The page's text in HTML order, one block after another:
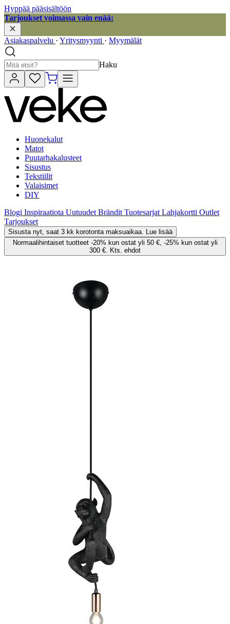
Hyppää pääsisältöön
Tarjoukset voimassa vain enää:
Asiakaspalvelu · Yritysmyynti · Myymälät
Haku
Huonekalut
Matot
Puutarhakalusteet
Sisustus
Tekstiilit
Valaisimet
DIY
Blogi Inspiraatiota Uutuudet Brändit Tuotesarjat Lahjakortti Outlet
Tarjoukset
Sisusta nyt, saat 3 kk korotonta maksuaikaa. Lue lisää
Normaalihintaiset tuotteet -20% kun ostat yli 50 €, -25% kun ostat yli
300 €. Kts. ehdot